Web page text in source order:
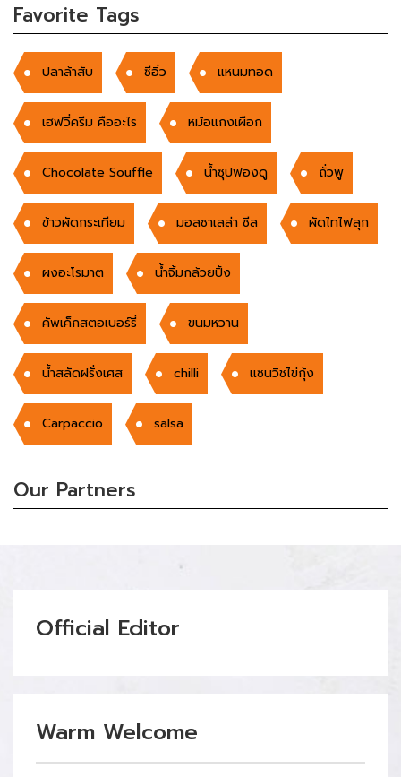
Favorite Tags
ปลาล้าสับ ซีอิ๋ว แหนมทอด
เฮฟวี่ครีม คืออะไร หม้อแกงเผือก
Chocolate Souffle น้ำซุปฟองดู ถั่วพู
ข้าวผัดกระเทียม มอสซาเลล่า ชีส ผัดไทไฟลุก
ผงอะโรมาต น้ำจิ้มกล้วยปิ้ง
คัพเค็กสตอเบอร์รี่ ขนมหวาน
น้ำสลัดฝรั่งเศส chilli แซนวิชไข่กุ้ง
Carpaccio salsa
Our Partners
Official Editor
Warm Welcome